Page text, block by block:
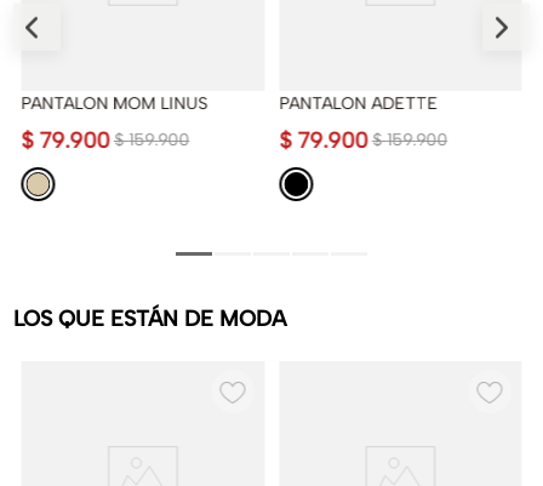
PANTALON MOM LINUS
$ 159.900
$ 79.900
PANTALON ADETTE
$ 159.900
$ 79.900
LOS QUE ESTÁN DE MODA